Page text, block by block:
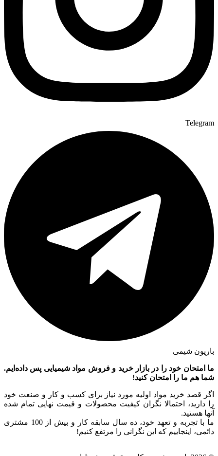
Telegram
باریون شیمی
ما امتحان خود را در بازار خرید و فروش مواد شیمیایی پس داده‌ایم.
شما هم ما را امتحان کنید!
اگر قصد خرید مواد اولیه مورد نیاز برای کسب و کار و صنعت خود
را دارید، احتمالا نگران کیفیت محصولات و قیمت نهایی تمام شده
آنها هستید.
ما با تجربه و تعهد خود، ده سال سابقه کار و بیش از 100 مشتری
دائمی، اینجاییم که این نگرانی را مرتفع کنیم!